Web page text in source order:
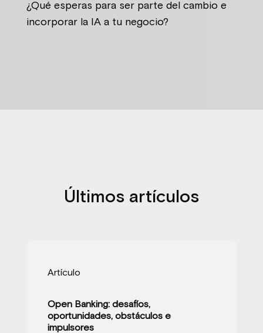
¿Qué esperas para ser parte del cambio e
incorporar la IA a tu negocio?
Últimos artículos
Artículo
Open Banking: desafíos,
oportunidades, obstáculos e
impulsores